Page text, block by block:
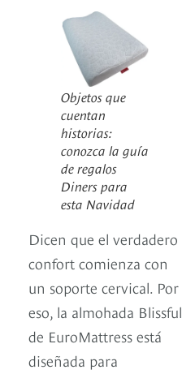
Objetos que
cuentan
historias:
conozca la guía
de regalos
Diners para
esta Navidad
Dicen que el verdadero
confort comienza con
un soporte cervical. Por
eso, la almohada Blissful
de EuroMattress está
diseñada para